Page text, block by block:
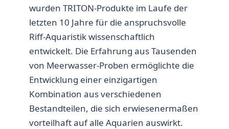
wurden TRITON-Produkte im Laufe der
letzten 10 Jahre für die anspruchsvolle
Riff-Aquaristik wissenschaftlich
entwickelt. Die Erfahrung aus Tausenden
von Meerwasser-Proben ermöglichte die
Entwicklung einer einzigartigen
Kombination aus verschiedenen
Bestandteilen, die sich erwiesenermaßen
vorteilhaft auf alle Aquarien auswirkt.